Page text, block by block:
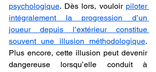
psychologique. Dès lors, vouloir piloter
intégralement la progression d’un
joueur depuis l’extérieur constitue
souvent une illusion méthodologique.
Plus encore, cette illusion peut devenir
dangereuse lorsqu’elle conduit à